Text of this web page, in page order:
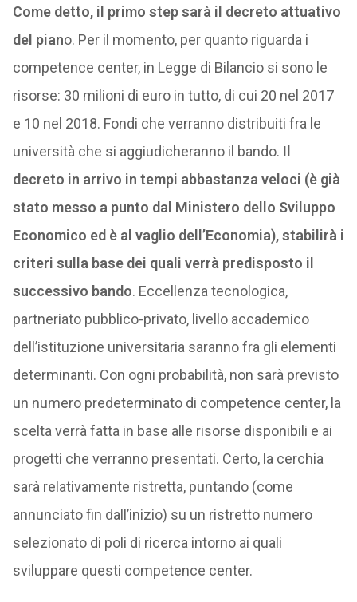
Come detto, il primo step sarà il decreto attuativo
del piano. Per il momento, per quanto riguarda i
competence center, in Legge di Bilancio si sono le
risorse: 30 milioni di euro in tutto, di cui 20 nel 2017
e 10 nel 2018. Fondi che verranno distribuiti fra le
università che si aggiudicheranno il bando. Il
decreto in arrivo in tempi abbastanza veloci (è già
stato messo a punto dal Ministero dello Sviluppo
Economico ed è al vaglio dell’Economia), stabilirà i
criteri sulla base dei quali verrà predisposto il
successivo bando. Eccellenza tecnologica,
partneriato pubblico-privato, livello accademico
dell’istituzione universitaria saranno fra gli elementi
determinanti. Con ogni probabilità, non sarà previsto
un numero predeterminato di competence center, la
scelta verrà fatta in base alle risorse disponibili e ai
progetti che verranno presentati. Certo, la cerchia
sarà relativamente ristretta, puntando (come
annunciato fin dall’inizio) su un ristretto numero
selezionato di poli di ricerca intorno ai quali
sviluppare questi competence center.